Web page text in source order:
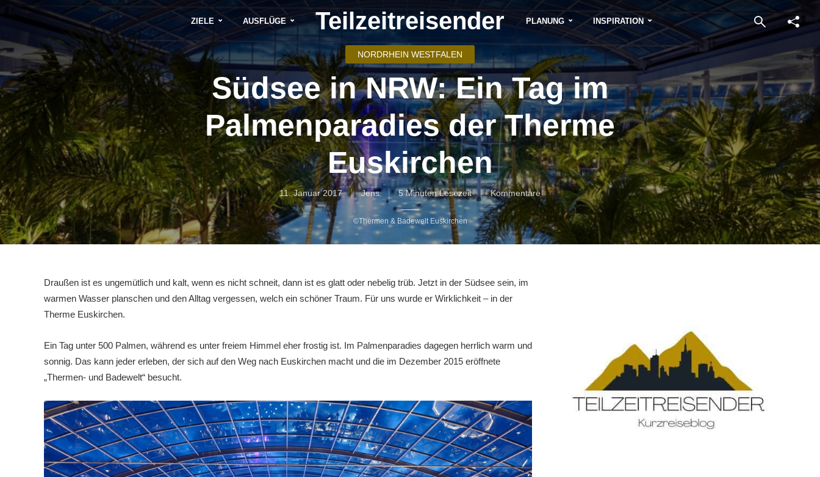
ZIELE AUSFLÜGE Teilzeitreisender PLANUNG INSPIRATION
©Thermen & Badewelt Euskirchen
NORDRHEIN WESTFALEN
Südsee in NRW: Ein Tag im
Palmenparadies der Therme
Euskirchen
11. Januar 2017 Jens 5 Minuten Lesezeit Kommentare
Draußen ist es ungemütlich und kalt, wenn es nicht schneit, dann ist es glatt oder nebelig trüb. Jetzt in der Südsee sein, im
warmen Wasser planschen und den Alltag vergessen, welch ein schöner Traum. Für uns wurde er Wirklichkeit – in der
Therme Euskirchen.
Ein Tag unter 500 Palmen, während es unter freiem Himmel eher frostig ist. Im Palmenparadies dagegen herrlich warm und
sonnig. Das kann jeder erleben, der sich auf den Weg nach Euskirchen macht und die im Dezember 2015 eröffnete
„Thermen- und Badewelt“ besucht.